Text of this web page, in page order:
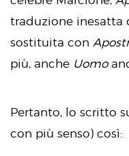
traduzione inesatta
sostituita con
più, anche Uomo
Pertanto, lo scritto
con più senso) così: